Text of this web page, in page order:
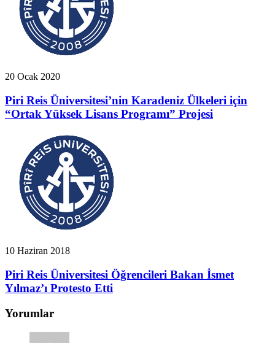
20 Ocak 2020
Piri Reis Üniversitesi’nin Karadeniz Ülkeleri için
“Ortak Yüksek Lisans Programı” Projesi
10 Haziran 2018
Piri Reis Üniversitesi Öğrencileri Bakan İsmet
Yılmaz’ı Protesto Etti
Yorumlar